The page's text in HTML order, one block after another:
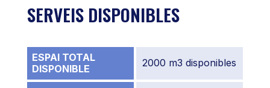
SERVEIS DISPONIBLES
ESPAI TOTAL
DISPONIBLE
2000 m3 disponibles